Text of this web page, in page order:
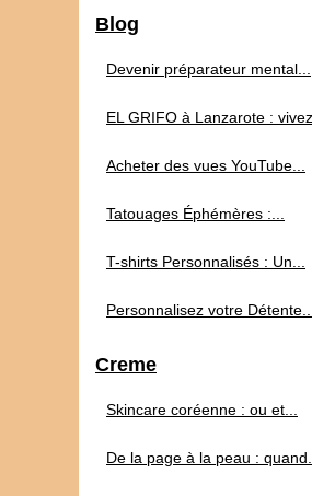
Blog
Devenir préparateur mental...
EL GRIFO à Lanzarote :
Acheter des vues YouTube...
Tatouages Éphémères :...
T-shirts Personnalisés : Un...
Personnalisez votre Détente...
Creme
Skincare coréenne : ou et...
De la page à la peau : quand...